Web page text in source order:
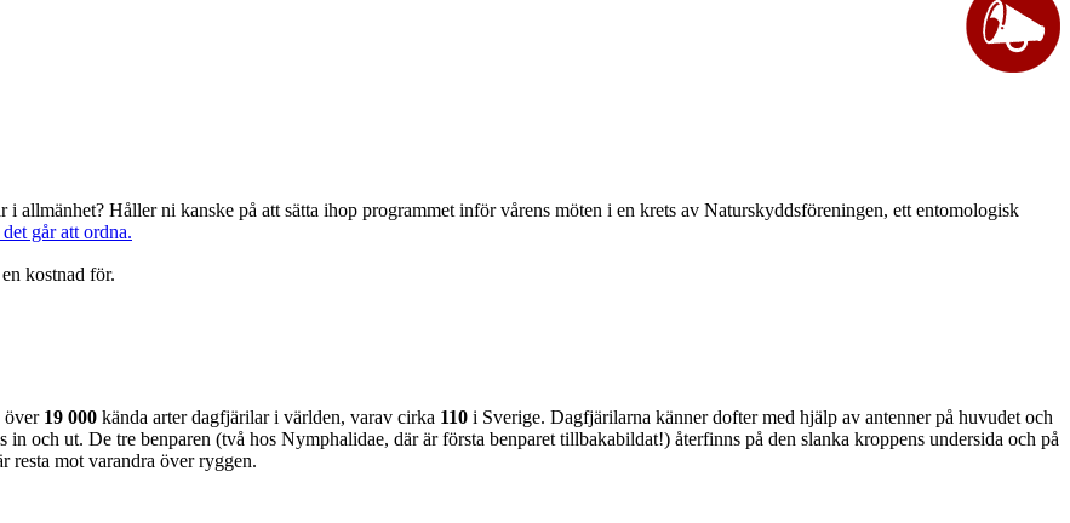
Håller ni kanske på att sätta ihop programmet inför vårens möten i en krets av Naturskyddsföreningen, ett entomologisk
går att ordna.
kostnad för.
över 19 000 kända arter dagfjärilar i världen, varav cirka 110 i Sverige. Dagfjärilarna känner dofter med hjälp av antenner på huvudet och
och ut. De tre benparen (två hos Nymphalidae, där är första benparet tillbakabildat!) återfinns på den slanka kroppens undersida och på
resta mot varandra över ryggen.